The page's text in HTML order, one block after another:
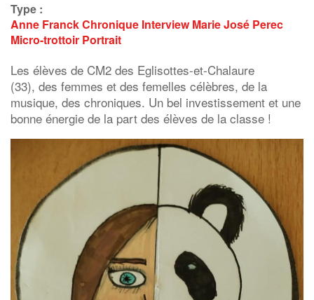
Type :
Anne FranckChronique Interview Marie José Perec
Micro-trottoir Portrait
Les élèves de CM2 des Eglisottes-et-Chalaure
(33), des femmes et des femelles célèbres, de la
musique, des chroniques. Un bel investissement et une
bonne énergie de la part des élèves de la classe !